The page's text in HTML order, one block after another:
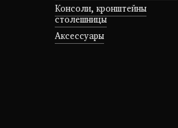
Консоли, кронштейны
столешницы
Аксессуары